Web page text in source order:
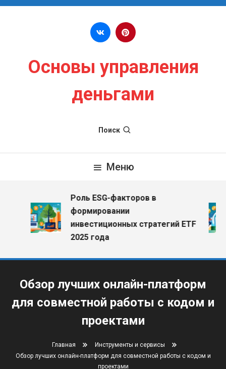
Перейти к содержимому
Основы управления
деньгами
Поиск
Меню
Роль ESG-факторов в
формировании
инвестиционных стратегий ETF
2025 года
Обзор лучших онлайн-платформ
для совместной работы с кодом и
проектами
Главная
Инструменты и сервисы
Обзор лучших онлайн-платформ для совместной работы с кодом и
проектами